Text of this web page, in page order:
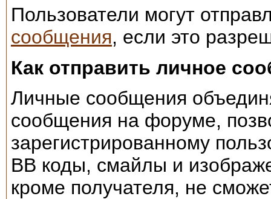
Пользователи могут
сообщения, если это
Как отправить личное
Личные сообщения
сообщения на форуме,
зарегистрированному
BB коды, смайлы и
кроме получателя, не